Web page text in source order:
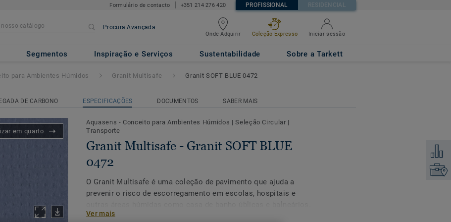
Formulário de contacto +351 214 276 420 PROFISSIONAL RESIDENCIAL
Procura Avançada
Onde Adquirir Coleção Expresso Iniciar sessão
Segmentos Inspiração e Serviços Sustentabilidade Sobre a Tarkett
- Granit SOFT BLUE 0472
para Ambientes Húmidos Granit Multisafe Granit SOFT BLUE 0472
DE CARBONO ESPECIFICAÇÕES DOCUMENTOS SABER MAIS
em quarto
Aquasens - Conceito para Ambientes Húmidos |Seleção Circular |
Transporte
Granit Multisafe - Granit SOFT BLUE
0472
O Granit Multisafe é uma coleção de pavimento que ajuda a
prevenir o risco de escorregamento em escolas, hospitais e
A superfície pitonada proporciona um elevado nível de proteção
Ver mais